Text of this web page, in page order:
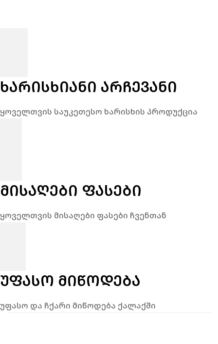
ᲮᲐᲠᲘᲡᲮᲘᲐᲜᲘ ᲐᲠᲩᲔᲕᲐᲜᲘ
ყოველთვის საუკეთესო ხარისხის პროდუქცია
ᲛᲘᲡᲐᲦᲔᲑᲘ ᲤᲐᲡᲔᲑᲘ
ყოველთვის მისაღები ფასები ჩვენთან
ᲣᲤᲐᲡᲝ ᲛᲘᲬᲝᲓᲔᲑᲐ
უფასო და ჩქარი მიწოდება ქალაქში